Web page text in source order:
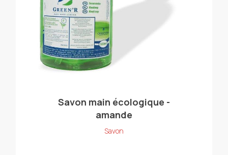
Savon main écologique -
amande
Savon